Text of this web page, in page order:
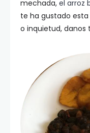
mechada, el arroz
te ha gustado
o inquietud, danos